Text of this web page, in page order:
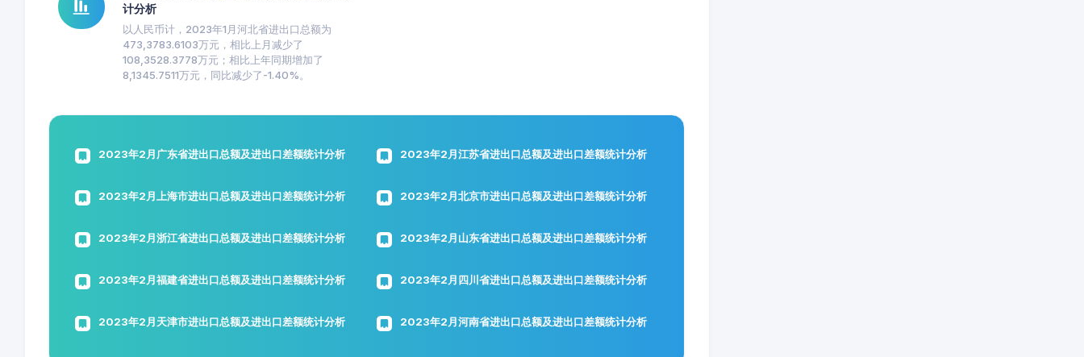
计分析
以人民币计，2023年1月河北省进出口总额为
473,3783.6103万元，相比上月减少了
108,3528.3778万元；相比上年同期增加了
8,1345.7511万元，同比减少了-1.40%。
2023年2月广东省进出口总额及进出口差额统计分析 2023年2月江苏省进出口总额及进出口差额统计分析
2023年2月上海市进出口总额及进出口差额统计分析 2023年2月北京市进出口总额及进出口差额统计分析
2023年2月浙江省进出口总额及进出口差额统计分析 2023年2月山东省进出口总额及进出口差额统计分析
2023年2月福建省进出口总额及进出口差额统计分析 2023年2月四川省进出口总额及进出口差额统计分析
2023年2月天津市进出口总额及进出口差额统计分析 2023年2月河南省进出口总额及进出口差额统计分析